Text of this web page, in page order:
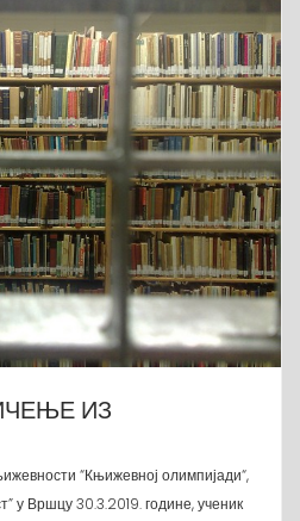
ИЗ
“Књижевној олимпијади“,
у Вршцу 30.3.2019. године, ученик